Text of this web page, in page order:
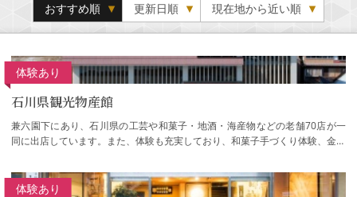
おすすめ順 更新日順 現在地から近い順
石川県観光物産館
体験あり
兼六園下にあり、石川県の工芸や和菓子・地酒・海産物などの老舗70店が一
同に出店しています。また、体験も充実しており、和菓子手づくり体験、金箔
体験あり